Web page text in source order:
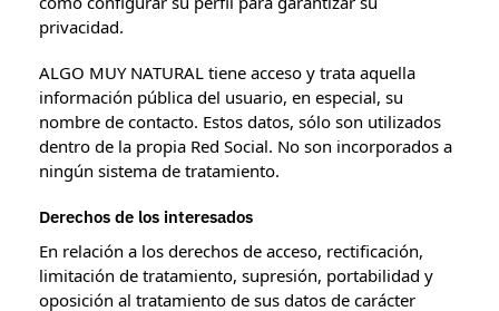
privacidad.
ALGO MUY NATURAL tiene acceso y trata aquella
información pública del usuario, en especial, su
nombre de contacto. Estos datos, sólo son utilizados
dentro de la propia Red Social. No son incorporados a
ningún sistema de tratamiento.
Derechos de los interesados
En relación a los derechos de acceso, rectificación,
limitación de tratamiento, supresión, portabilidad y
oposición al tratamiento de sus datos de carácter